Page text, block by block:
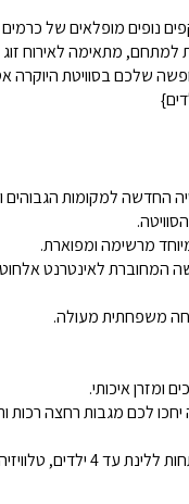
רכות ותמרוקים ריחניים.
ללינת עד 4 ילדים, טלוויזיה ומיזוג אוויר.